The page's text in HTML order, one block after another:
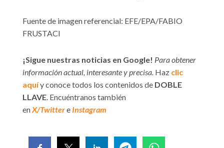
Fuente de imagen referencial: EFE/EPA/FABIO
FRUSTACI
¡Sigue nuestras noticias en Google! Para obtener
información actual, interesante y precisa. Haz clic
aquíy conoce todos los contenidos de DOBLE
LLAVE. Encuéntranos también
enX/Twittere Instagram